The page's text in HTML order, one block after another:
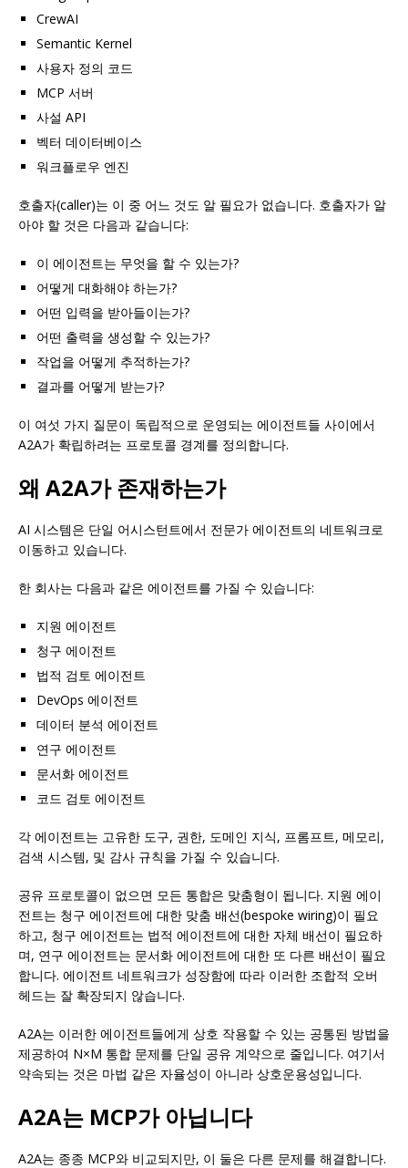
CrewAI
Semantic Kernel
사용자 정의 코드
MCP 서버
사설 API
벡터 데이터베이스
워크플로우 엔진
호출자(caller)는 이 중 어느 것도 알 필요가 없습니다. 호출자가 알
아야 할 것은 다음과 같습니다:
이 에이전트는 무엇을 할 수 있는가?
어떻게 대화해야 하는가?
어떤 입력을 받아들이는가?
어떤 출력을 생성할 수 있는가?
작업을 어떻게 추적하는가?
결과를 어떻게 받는가?
이 여섯 가지 질문이 독립적으로 운영되는 에이전트들 사이에서
A2A가 확립하려는 프로토콜 경계를 정의합니다.
왜 A2A가 존재하는가
AI 시스템은 단일 어시스턴트에서 전문가 에이전트의 네트워크로
이동하고 있습니다.
한 회사는 다음과 같은 에이전트를 가질 수 있습니다:
지원 에이전트
청구 에이전트
법적 검토 에이전트
DevOps 에이전트
데이터 분석 에이전트
연구 에이전트
문서화 에이전트
코드 검토 에이전트
각 에이전트는 고유한 도구, 권한, 도메인 지식, 프롬프트, 메모리,
검색 시스템, 및 감사 규칙을 가질 수 있습니다.
공유 프로토콜이 없으면 모든 통합은 맞춤형이 됩니다. 지원 에이
전트는 청구 에이전트에 대한 맞춤 배선(bespoke wiring)이 필요
하고, 청구 에이전트는 법적 에이전트에 대한 자체 배선이 필요하
며, 연구 에이전트는 문서화 에이전트에 대한 또 다른 배선이 필요
합니다. 에이전트 네트워크가 성장함에 따라 이러한 조합적 오버
헤드는 잘 확장되지 않습니다.
A2A는 이러한 에이전트들에게 상호 작용할 수 있는 공통된 방법을
제공하여 N×M 통합 문제를 단일 공유 계약으로 줄입니다. 여기서
약속되는 것은 마법 같은 자율성이 아니라 상호운용성입니다.
A2A는 MCP가 아닙니다
A2A는 종종 MCP와 비교되지만, 이 둘은 다른 문제를 해결합니다.